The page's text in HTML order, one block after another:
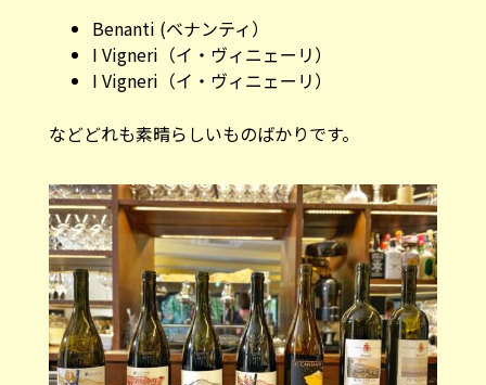
Benanti (ベナンティ）
I Vigneri（イ・ヴィニェーリ）
I Vigneri（イ・ヴィニェーリ）
などどれも素晴らしいものばかりです。